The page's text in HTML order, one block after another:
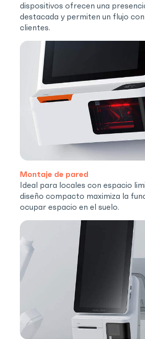
dispositivos ofrecen una
destacada y permiten un flujo
clientes.
Montaje de pared
Ideal para locales con espacio
diseño compacto maximiza la
ocupar espacio en el suelo.